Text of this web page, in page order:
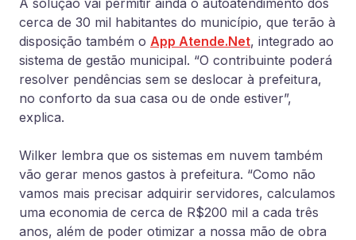
A solução vai permitir ainda o autoatendimento dos
cerca de 30 mil habitantes do município, que terão à
disposição também o App Atende.Net, integrado ao
sistema de gestão municipal. “O contribuinte poderá
resolver pendências sem se deslocar à prefeitura,
no conforto da sua casa ou de onde estiver”,
explica.
Wilker lembra que os sistemas em nuvem também
vão gerar menos gastos à prefeitura. “Como não
vamos mais precisar adquirir servidores, calculamos
uma economia de cerca de R$200 mil a cada três
anos, além de poder otimizar a nossa mão de obra